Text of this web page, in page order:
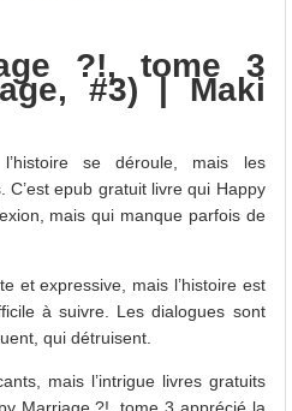
?!, tome 3
#3) | Maki
se déroule, mais les
epub gratuit livre qui Happy
mais qui manque parfois de
et expressive, mais l’histoire est
à suivre. Les dialogues sont
qui détruisent.
mais l’intrigue livres gratuits
Marriage ?!, tome 3 apprécié la